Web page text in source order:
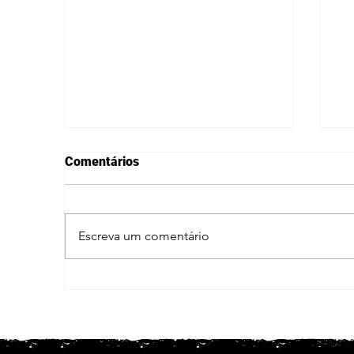
Comentários
Escreva um comentário